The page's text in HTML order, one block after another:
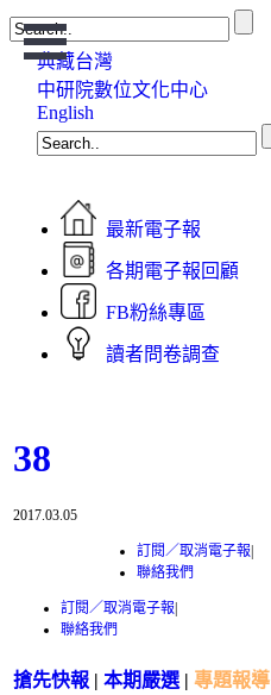
Open
Menu
典藏台灣
中研院數位文化中心
English
最新電子報
各期電子報回顧
FB粉絲專區
讀者問卷調查
38
2017.03.05
訂閱／取消電子報|
聯絡我們
訂閱／取消電子報|
聯絡我們
搶先快報 | 本期嚴選 | 專題報導